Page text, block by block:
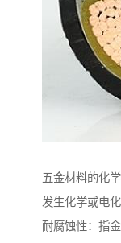
五金材料的化
发生化学或电
耐腐蚀性：指